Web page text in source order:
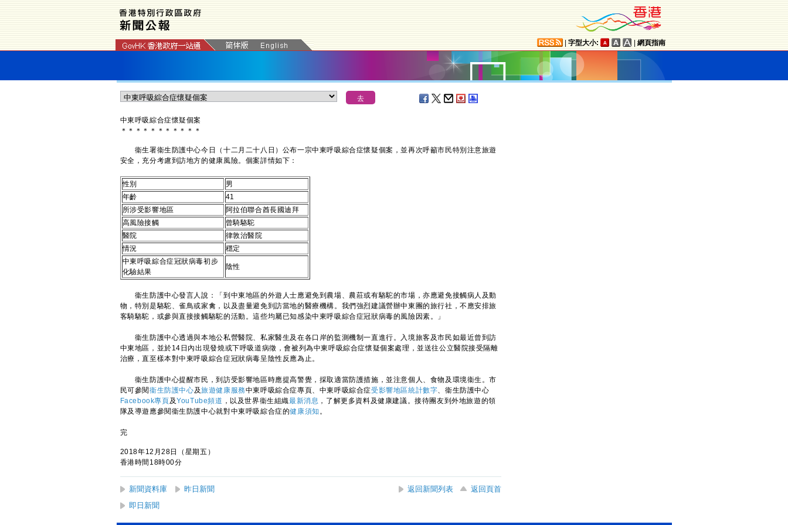
字型大小: 網頁指南
中東呼吸綜合症懷疑個案
＊ ＊ ＊ ＊ ＊ ＊ ＊ ＊ ＊ ＊ ＊
衞生署衞生防護中心今日（十二月二十八日）公布一宗中東呼吸綜合症懷疑個案，並再次呼籲市民特別注意旅遊
安全，充分考慮到訪地方的健康風險。個案詳情如下：
性別
男
年齡
41
所涉受影響地區
阿拉伯聯合酋長國迪拜
高風險接觸
曾騎駱駝
醫院
律敦治醫院
情況
穩定
中東呼吸綜合症冠狀病毒初步
化驗結果
陰性
衞生防護中心發言人說：「到中東地區的外遊人士應避免到農場、農莊或有駱駝的市場，亦應避免接觸病人及動
物，特別是駱駝、雀鳥或家禽，以及盡量避免到訪當地的醫療機構。我們強烈建議營辦中東團的旅行社，不應安排旅
客騎駱駝，或參與直接接觸駱駝的活動。這些均屬已知感染中東呼吸綜合症冠狀病毒的風險因素。」
衞生防護中心透過與本地公私營醫院、私家醫生及在各口岸的監測機制一直進行。入境旅客及市民如最近曾到訪
中東地區，並於14日內出現發燒或下呼吸道病徵，會被列為中東呼吸綜合症懷疑個案處理，並送往公立醫院接受隔離
治療，直至樣本對中東呼吸綜合症冠狀病毒呈陰性反應為止。
衞生防護中心提醒市民，到訪受影響地區時應提高警覺，採取適當防護措施，並注意個人、食物及環境衞生。市
民可參閱衞生防護中心及旅遊健康服務中東呼吸綜合症專頁、中東呼吸綜合症受影響地區統計數字、衞生防護中心
Facebook專頁及YouTube頻道 ，以及世界衞生組織最新消息 ，了解更多資料及健康建議。接待團友到外地旅遊的領
隊及導遊應參閱衞生防護中心就對中東呼吸綜合症的健康須知 。
完
2018年12月28日（星期五）
香港時間18時00分
新聞資料庫 昨日新聞 返回新聞列表
返回頁首
即日新聞